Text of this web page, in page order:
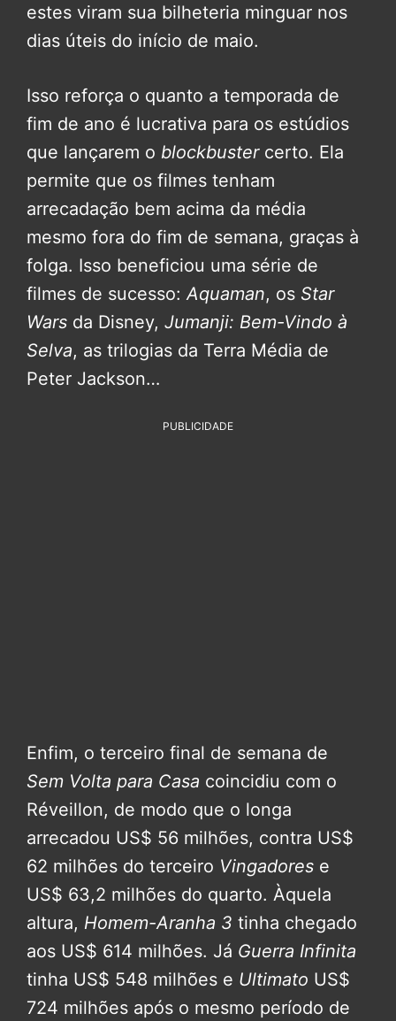
estes viram sua bilheteria minguar nos
dias úteis do início de maio.
Isso reforça o quanto a temporada de
fim de ano é lucrativa para os estúdios
que lançarem o blockbustercerto. Ela
permite que os filmes tenham
arrecadação bem acima da média
mesmo fora do fim de semana, graças à
folga. Isso beneficiou uma série de
filmes de sucesso: Aquaman, os Star
Wars da Disney, Jumanji: Bem-Vindo à
Selva, as trilogias da Terra Média de
Peter Jackson…
PUBLICIDADE
Enfim, o terceiro final de semana de
Sem Volta para Casa coincidiu com o
Réveillon, de modo que o longa
arrecadou US$ 56 milhões, contra US$
62 milhões do terceiro Vingadores e
US$ 63,2 milhões do quarto. Àquela
altura, Homem-Aranha 3 tinha chegado
aos US$ 614 milhões. Já Guerra Infinita
tinha US$ 548 milhões e Ultimato US$
724 milhões após o mesmo período de